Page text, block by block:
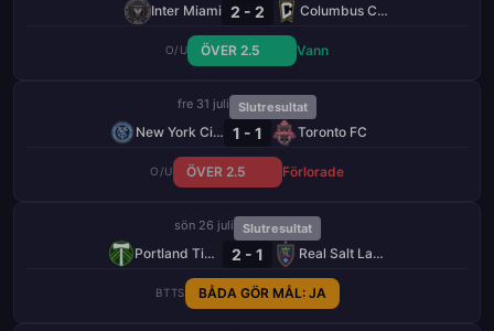
Inter Miami 2 - 2 Columbus Crew
O/U ÖVER 2.5 Vann
fre 31 juli Slutresultat
New York City FC 1 - 1 Toronto FC
O/U ÖVER 2.5 Förlorade
sön 26 juli Slutresultat
Portland Timbers 2 - 1 Real Salt Lake
BTTS BÅDA GÖR MÅL: JA